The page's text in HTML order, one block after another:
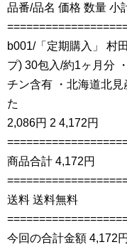
品番/品名 価格 数量 小
b001/「定期購入」 村
プ) 30包入/約1ヶ月分
チン含有 ・北海道北
た
2,086円 2 4,172円
商品合計 4,172円
送料 送料無料
今回の合計金額 4,172円